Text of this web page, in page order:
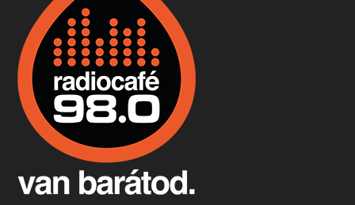
Apr 9, 2026 • 00:37:17
Fermentáljunk, a testünk meghálálja!
Apr 3, 2026 • 00:36:07